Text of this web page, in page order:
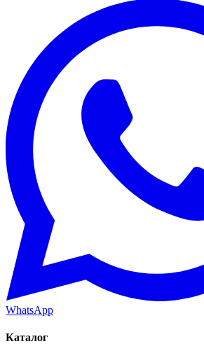
WhatsApp
Каталог